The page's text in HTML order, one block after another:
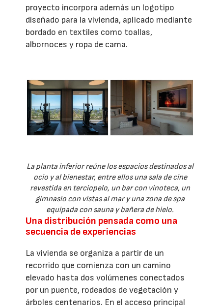
proyecto incorpora además un logotipo
diseñado para la vivienda, aplicado mediante
bordado en textiles como toallas,
albornoces y ropa de cama.
La planta inferior reúne los espacios destinados al
ocio y al bienestar, entre ellos una sala de cine
revestida en terciopelo, un bar con vinoteca, un
gimnasio con vistas al mar y una zona de spa
equipada con sauna y bañera de hielo.
Una distribución pensada como una
secuencia de experiencias
La vivienda se organiza a partir de un
recorrido que comienza con un camino
elevado hasta dos volúmenes conectados
por un puente, rodeados de vegetación y
árboles centenarios. En el acceso principal